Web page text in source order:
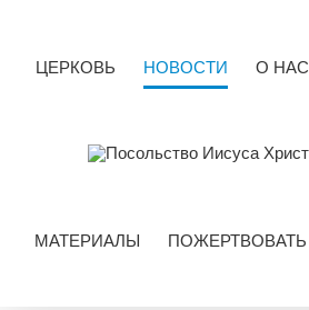
ЦЕРКОВЬ НОВОСТИ О НАС
МАТЕРИАЛЫ ПОЖЕРТВОВАТЬ